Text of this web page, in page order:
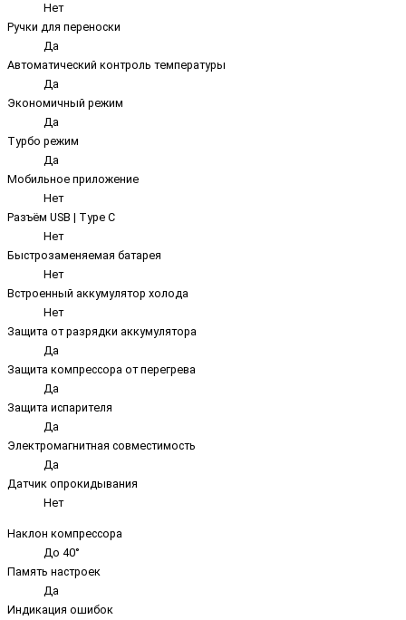
Нет
Ручки для переноски
Да
Автоматический контроль температуры
Да
Экономичный режим
Да
Турбо режим
Да
Мобильное приложение
Нет
Разъём USB | Type C
Нет
Быстрозаменяемая батарея
Нет
Встроенный аккумулятор холода
Нет
Защита от разрядки аккумулятора
Да
Защита компрессора от перегрева
Да
Защита испарителя
Да
Электромагнитная совместимость
Да
Датчик опрокидывания
Нет
Наклон компрессора
До 40°
Память настроек
Да
Индикация ошибок